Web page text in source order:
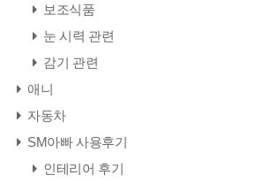
보조식품
눈 시력 관련
감기 관련
애니
자동차
SM아빠 사용후기
인테리어 후기